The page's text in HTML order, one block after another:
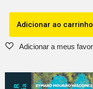
Adicionar ao carrinho